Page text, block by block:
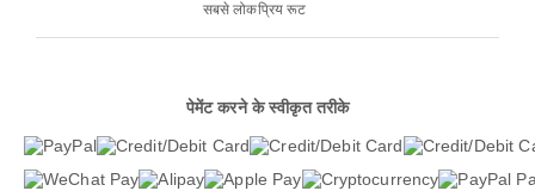
सबसे लोकप्रिय रूट
पेमेंट करने के स्वीकृत तरीके